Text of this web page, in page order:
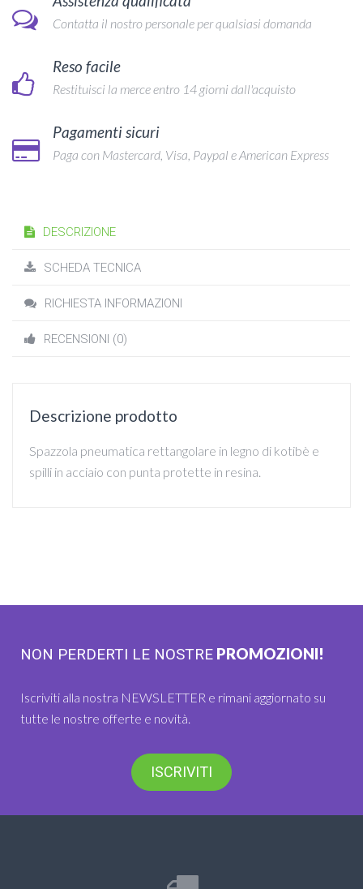
Contatta il nostro personale per qualsiasi domanda
Reso facile
Restituisci la merce entro 14 giorni dall'acquisto
Pagamenti sicuri
Paga con Mastercard, Visa, Paypal e American Express
DESCRIZIONE
SCHEDA TECNICA
RICHIESTA INFORMAZIONI
RECENSIONI (0)
Descrizione prodotto
Spazzola pneumatica rettangolare in legno di kotibè e
spilli in acciaio con punta protette in resina.
NON PERDERTI LE NOSTRE PROMOZIONI!
Iscriviti alla nostra NEWSLETTER e rimani aggiornato su
tutte le nostre offerte e novità.
ISCRIVITI